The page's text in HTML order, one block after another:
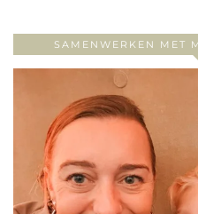
SAMENWERKEN MET